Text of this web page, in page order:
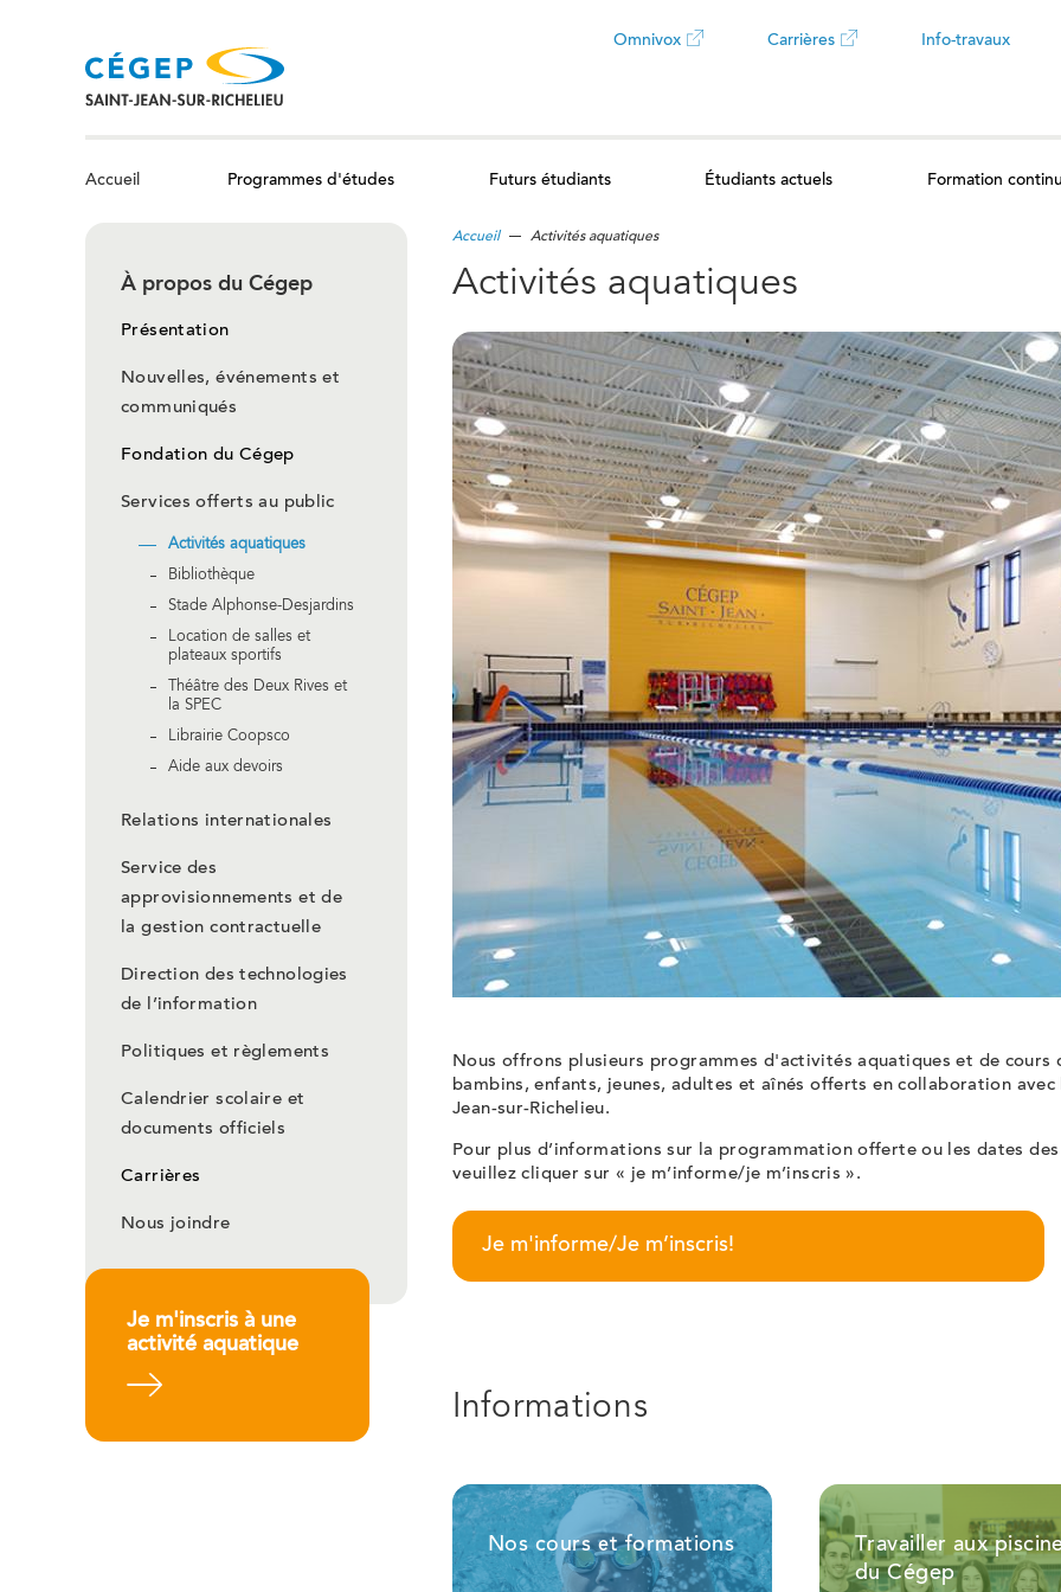
Omnivox
dans
nouvel
onglet
Carrières
ouvrira
nouvel
onglet
Info-travaux
Accueil Programmes d'études Futurs étudiants Étudiants actuels Formation
À propos du Cégep
Présentation
Nouvelles, événements et
communiqués
Fondation du Cégep
Services offerts au public
Activités aquatiques
Bibliothèque
Stade Alphonse-Desjardins
Location de salles et
plateaux sportifs
Théâtre des Deux Rives et
la SPEC
Librairie Coopsco
Aide aux devoirs
Relations internationales
Service des
approvisionnements et de
la gestion contractuelle
Direction des technologies
de l’information
Politiques et règlements
Calendrier scolaire et
documents officiels
Carrières
Nous joindre
Je m'inscris à une
activité aquatique
Accueil Activités aquatiques
Activités aquatiques
Nous offrons plusieurs programmes d'activités aquatiques et de cours
bambins, enfants, jeunes, adultes et aînés offerts en collaboration avec
Jean-sur-Richelieu.
Pour plus d’informations sur la programmation offerte ou les dates
veuillez cliquer sur « je m’informe/je m’inscris ».
Je m'informe/Je m’inscris!
Informations
Nos cours et formations
Travailler aux
du Cégep